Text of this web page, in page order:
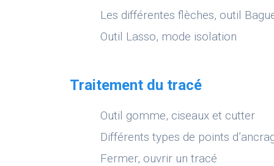
Les différentes flèches, outil
Outil Lasso, mode isolation
Traitement du tracé
Outil gomme, ciseaux et cutter
Différents types de points
Fermer, ouvrir un tracé